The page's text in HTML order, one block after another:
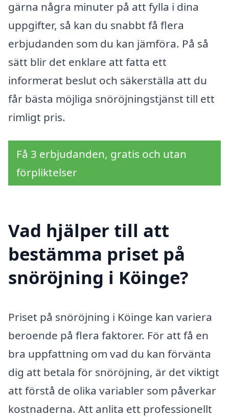
gärna några minuter på att fylla i dina
uppgifter, så kan du snabbt få flera
erbjudanden som du kan jämföra. På så
sätt blir det enklare att fatta ett
informerat beslut och säkerställa att du
får bästa möjliga snöröjningstjänst till ett
rimligt pris.
Få 3 erbjudanden, gratis och utan
förpliktelser
Vad hjälper till att
bestämma priset på
snöröjning i Köinge?
Priset på snöröjning i Köinge kan variera
beroende på flera faktorer. För att få en
bra uppfattning om vad du kan förvänta
dig att betala för snöröjning, är det viktigt
att förstå de olika variabler som påverkar
kostnaderna. Att anlita ett professionellt